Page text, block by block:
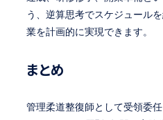
う、逆算思考でスケジュール
業を計画的に実現できます。
まとめ
管理柔道整復師として受領委